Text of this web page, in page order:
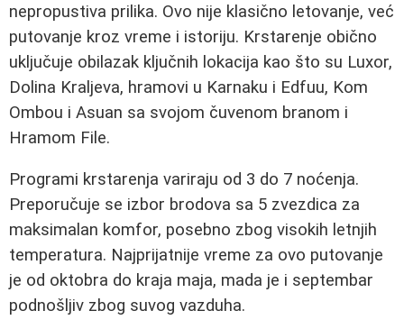
nepropustiva prilika. Ovo nije klasično letovanje, već
putovanje kroz vreme i istoriju. Krstarenje obično
uključuje obilazak ključnih lokacija kao što su Luxor,
Dolina Kraljeva, hramovi u Karnaku i Edfuu, Kom
Ombou i Asuan sa svojom čuvenom branom i
Hramom File.
Programi krstarenja variraju od 3 do 7 noćenja.
Preporučuje se izbor brodova sa 5 zvezdica za
maksimalan komfor, posebno zbog visokih letnjih
temperatura. Najprijatnije vreme za ovo putovanje
je od oktobra do kraja maja, mada je i septembar
podnošljiv zbog suvog vazduha.